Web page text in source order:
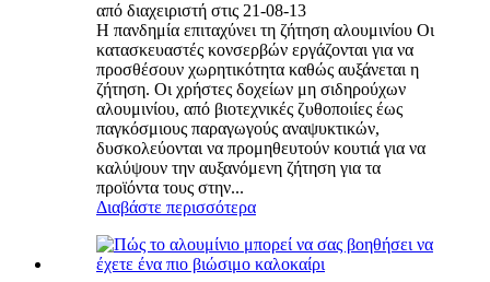
από διαχειριστή στις 21-08-13
Η πανδημία επιταχύνει τη ζήτηση αλουμινίου Οι
κατασκευαστές κονσερβών εργάζονται για να
προσθέσουν χωρητικότητα καθώς αυξάνεται η
ζήτηση. Οι χρήστες δοχείων μη σιδηρούχων
αλουμινίου, από βιοτεχνικές ζυθοποιίες έως
παγκόσμιους παραγωγούς αναψυκτικών,
δυσκολεύονται να προμηθευτούν κουτιά για να
καλύψουν την αυξανόμενη ζήτηση για τα
προϊόντα τους στην...
Διαβάστε περισσότερα